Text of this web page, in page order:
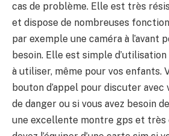
cas de problème. Elle est très
et dispose de nombreuses
par exemple une caméra à l’avant
besoin. Elle est simple
à utiliser, même pour vos enfants.
bouton d’appel pour discuter
de danger ou si vous avez besoin
une excellente montre gps et très